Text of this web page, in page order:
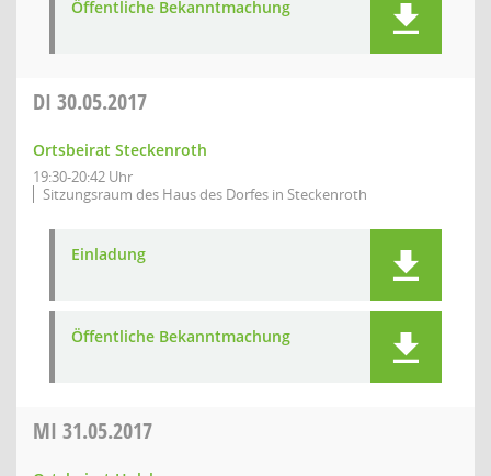
Öffentliche Bekanntmachung
DI 30.05.2017
Ortsbeirat Steckenroth
19:30-20:42 Uhr
Sitzungsraum des Haus des Dorfes in Steckenroth
Einladung
Öffentliche Bekanntmachung
MI 31.05.2017